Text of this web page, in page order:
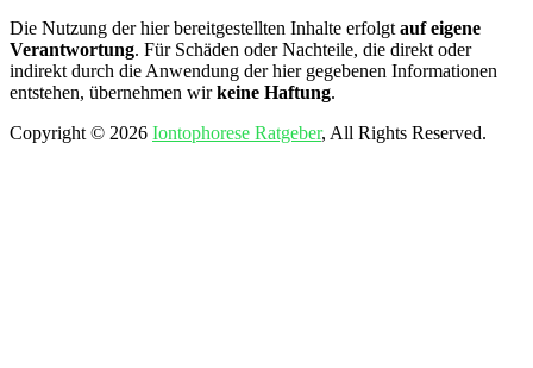
Die Nutzung der hier bereitgestellten Inhalte erfolgt auf eigene
Verantwortung. Für Schäden oder Nachteile, die direkt oder
indirekt durch die Anwendung der hier gegebenen Informationen
entstehen, übernehmen wirkeine Haftung.
Copyright © 2026 Iontophorese Ratgeber, All Rights Reserved.